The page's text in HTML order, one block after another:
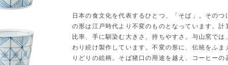
日本の食文化を代表するひとつ、「そば」。そのつ
の形は江戸時代より不変のものとなっています。計
比率、手に馴染む大きさ、持ちやすさ。与山窯では
わり続け製作しています。不変の形に、伝統をふま
りどりの絵柄。そば猪口の用途を越え、コーヒーの